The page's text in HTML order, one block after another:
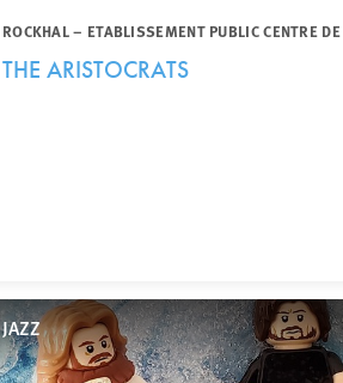
ROCKHAL – ETABLISSEMENT PUBLIC CENTRE
THE ARISTOCRATS
JAZZ